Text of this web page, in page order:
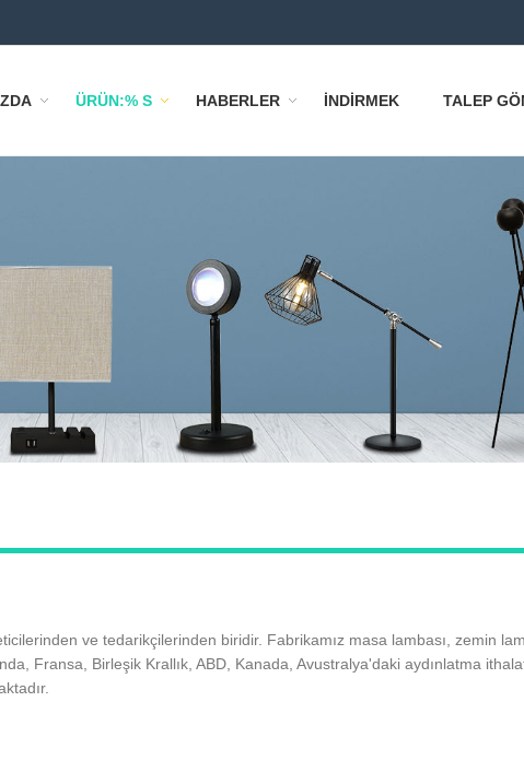
ÜRÜN:% S HABERLER İNDIRMEK TALEP
ve tedarikçilerinden biridir. Fabrikamız masa lambası, zemin
Fransa, Birleşik Krallık, ABD, Kanada, Avustralya'daki aydınlatma